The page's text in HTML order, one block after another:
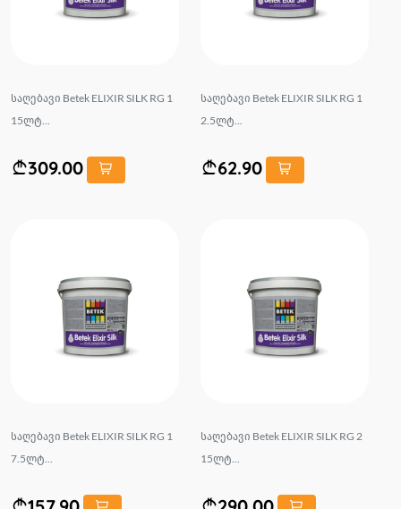
საღებავი Betek ELIXIR SILK RG 1
15ლტ...
309.00
საღებავი Betek ELIXIR SILK RG 1
2.5ლტ...
62.90
საღებავი Betek ELIXIR SILK RG 1
7.5ლტ...
საღებავი Betek ELIXIR SILK RG 2
15ლტ...